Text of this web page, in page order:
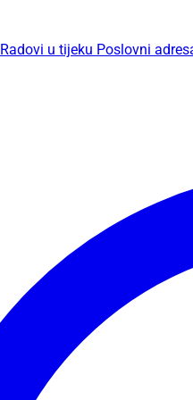
Radovi u tijeku Poslovni